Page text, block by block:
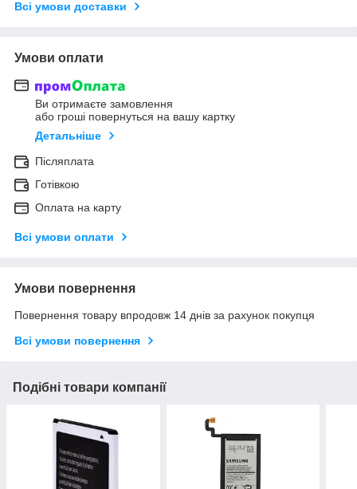
Всі умови доставки
Умови оплати
Ви отримаєте замовлення
або гроші повернуться на вашу картку
Детальніше
Післяплата
Готівкою
Оплата на карту
Всі умови оплати
Умови повернення
Повернення товару впродовж 14 днів за рахунок покупця
Всі умови повернення
Подібні товари компанії